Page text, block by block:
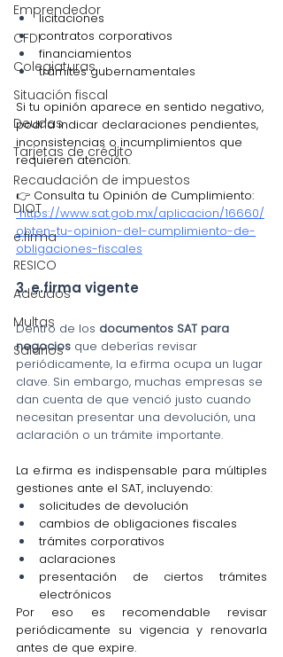
Emprendedor
CFDI
Colegiaturas
Situación fiscal
Deudas
Tarjetas de crédito
Recaudación de impuestos
DIOT
e.firma
RESICO
Adeudos
Multas
Salarios
licitaciones
contratos corporativos
financiamientos
trámites gubernamentales
Si tu opinión aparece en sentido negativo,
podría indicar declaraciones pendientes,
inconsistencias o incumplimientos que
requieren atención.
👉 Consulta tu Opinión de Cumplimiento:
https://www.sat.gob.mx/aplicacion/16660/
obten-tu-opinion-del-cumplimiento-de-
obligaciones-fiscales
3. e.firma vigente
Dentro de los documentos SAT para
negocios que deberías revisar
periódicamente, la e.firma ocupa un lugar
clave. Sin embargo, muchas empresas se
dan cuenta de que venció justo cuando
necesitan presentar una devolución, una
aclaración o un trámite importante.
La e.firma es indispensable para múltiples
gestiones ante el SAT, incluyendo:
solicitudes de devolución
cambios de obligaciones fiscales
trámites corporativos
aclaraciones
presentación de ciertos trámites
electrónicos
Por eso es recomendable revisar
periódicamente su vigencia y renovarla
antes de que expire.